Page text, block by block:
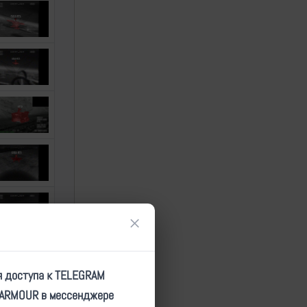
×
к TELEGRAM
в мессенджере